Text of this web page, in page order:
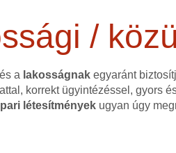
/
a lakosságnak egyaránt
korrekt ügyintézéssel, gyors
létesítmények ugyan úgy